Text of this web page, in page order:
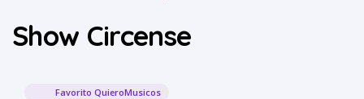
Show Circense
Favorito QuieroMusicos